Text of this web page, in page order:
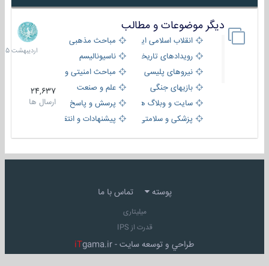
دیگر موضوعات و مطالب
انقلاب اسلامی ایران
مباحث مذهبی
رویدادهای تاریخی و مذهبیناسیونالیسم
نیروهای پلیسی
مباحث امنیتی و اطلاعاتی
بازیهای جنگی
علم و صنعت
سایت و وبلاگ ها
پرسش و پاسخ
پزشکی و سلامتی
پیشنهادات و انتقادات
24,637
ارسال ها
8
1405
پوسته تماس با ما
میلیتاری
قدرت از IPS
طراحي و توسعه سايت - iTgama.ir